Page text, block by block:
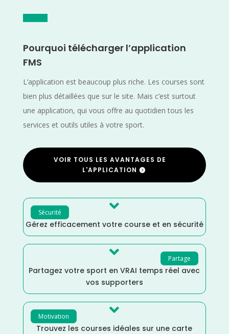
Pourquoi télécharger l’application
FMS
L’application est beaucoup plus riche. Les courses sont
bien plus détaillées que sur le site. Mais c’est surtout
une application, qui vous offre au quotidien tous les
services et outils utiles à votre sport.
VOIR TOUS LES AVANTAGES DE
L'APPLICATION
Sécurité 
Gérez efficacement votre course et en sécurité
Partage

Partagez votre sport en VRAI temps réel avec
vos supporters
Motivation 
Trouvez les courses idéales sur une carte